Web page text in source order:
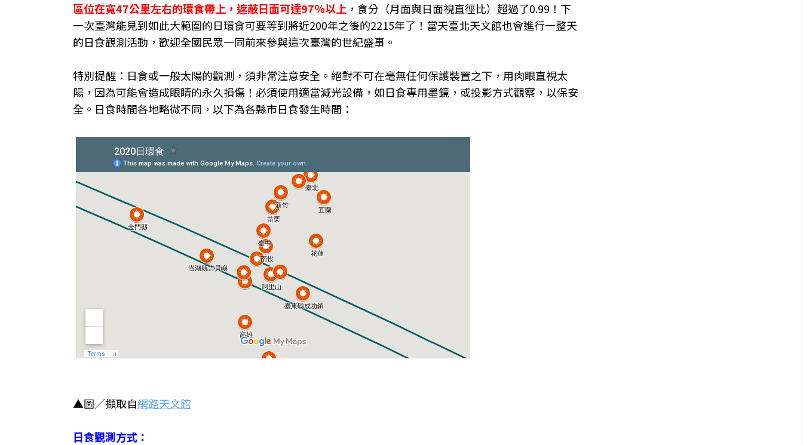
區位在寬47公里左右的環食帶上，遮蔽日面可達97％以上 ，食分（月面與日面視直徑比）超過了0.99！下
一次臺灣能見到如此大範圍的日環食可要等到將近200年之後的2215年了！當天臺北天文館也會進行一整天
的日食觀測活動，歡迎全國民眾一同前來參與這次臺灣的世紀盛事。
特別提醒：日食或一般太陽的觀測，須非常注意安全。絕對不可在毫無任何保護裝置之下，用肉眼直視太
陽，因為可能會造成眼睛的永久損傷！必須使用適當減光設備，如日食專用墨鏡，或投影方式觀察，以保安
全。日食時間各地略微不同，以下為各縣市日食發生時間：
▲圖／擷取自網路天文館
日食觀測方式：